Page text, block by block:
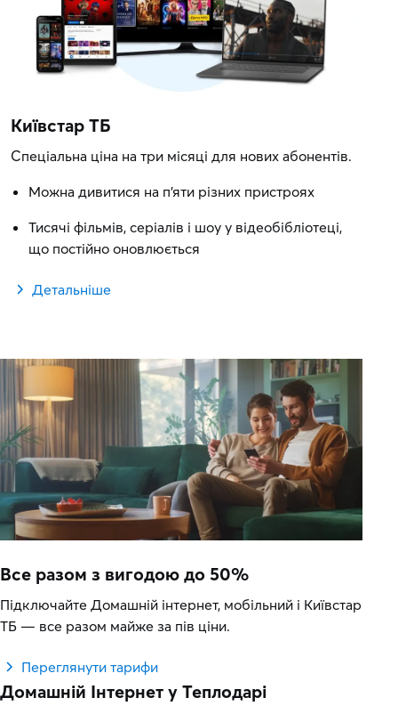
Київстар ТБ
Спеціальна ціна на три місяці для нових абонентів.
Можна дивитися на п'яти різних пристроях
Тисячі фільмів, серіалів і шоу у відеобібліотеці,
що постійно оновлюється
Детальніше
Все разом з вигодою до 50%
Підключайте Домашній інтернет, мобільний і Київстар
ТБ — все разом майже за пів ціни.
Переглянути тарифи
Домашній Інтернет у Теплодарі